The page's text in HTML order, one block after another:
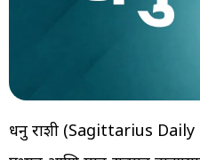
धनु राशी (Sagittarius